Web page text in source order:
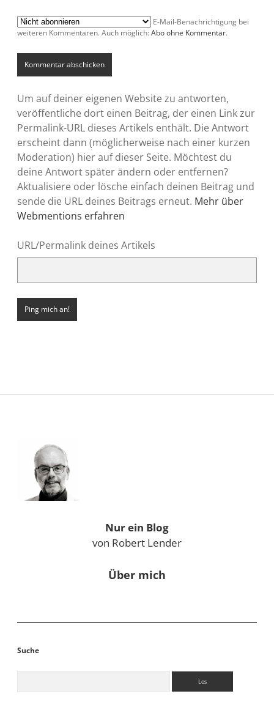
E-Mail-Benachrichtigung bei
weiteren Kommentaren. Auch möglich: Abo ohne Kommentar.
Um auf deiner eigenen Website zu antworten,
veröffentliche dort einen Beitrag, der einen Link zur
Permalink-URL dieses Artikels enthält. Die Antwort
erscheint dann (möglicherweise nach einer kurzen
Moderation) hier auf dieser Seite. Möchtest du
deine Antwort später ändern oder entfernen?
Aktualisiere oder lösche einfach deinen Beitrag und
sende die URL deines Beitrags erneut. Mehr über
Webmentions erfahren
URL/Permalink deines Artikels
Sidebar
Nur ein Blog
von Robert Lender
Über mich
Suche